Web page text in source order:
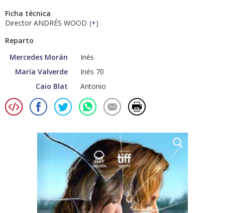
Ficha técnica
Director ANDRÉS WOOD (+)
Reparto
Mercedes Morán
Inés
María Valverde
Inés 70
Caio Blat
Antonio